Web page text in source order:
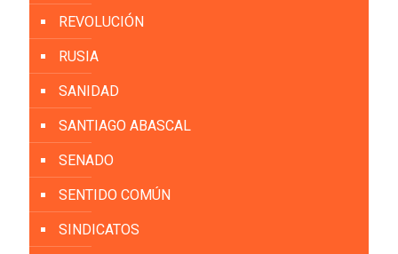
REVOLUCIÓN
RUSIA
SANIDAD
SANTIAGO ABASCAL
SENADO
SENTIDO COMÚN
SINDICATOS